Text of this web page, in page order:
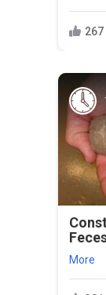
267
More